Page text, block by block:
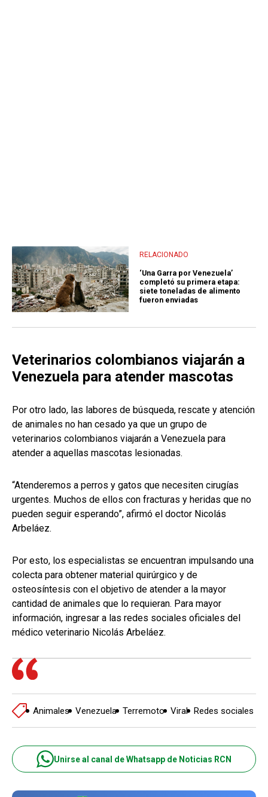
RELACIONADO
‘Una Garra por Venezuela’
completó su primera etapa:
siete toneladas de alimento
fueron enviadas
Veterinarios colombianos viajarán a
Venezuela para atender mascotas
Por otro lado, las labores de búsqueda, rescate y atención
de animales no han cesado ya que un grupo de
veterinarios colombianos viajarán a Venezuela para
atender a aquellas mascotas lesionadas.
“Atenderemos a perros y gatos que necesiten cirugías
urgentes. Muchos de ellos con fracturas y heridas que no
pueden seguir esperando”, afirmó el doctor Nicolás
Arbeláez.
Por esto, los especialistas se encuentran impulsando una
colecta para obtener material quirúrgico y de
osteosíntesis con el objetivo de atender a la mayor
cantidad de animales que lo requieran. Para mayor
información, ingresar a las redes sociales oficiales del
médico veterinario Nicolás Arbeláez.
Animales Venezuela Terremoto Viral Redes sociales
Unirse al canal de Whatsapp de Noticias RCN